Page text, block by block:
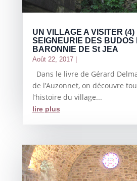
UN VILLAGE A VISITER (4)
SEIGNEURIE DES BUDOS
BARONNIE DE St JEA
Août 22, 2017|
Dans le livre de Gérard
de l’Auzonnet, on découvre
l’histoire du village...
lire plus